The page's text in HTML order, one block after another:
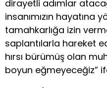
dirayetli adımlar
insanımızın hayatına
tamahkarlığa izin
saplantılarla hareket
hırsı bürümüş olan
boyun eğmeyeceğiz”